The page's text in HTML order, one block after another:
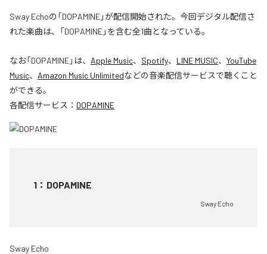
Sway Echoの「DOPAMINE」が配信開始された。今回デジタル配信さ
れた楽曲は、「DOPAMINE」を含む全1曲となっている。
なお「DOPAMINE」は、 Apple Music、 Spotify、 LINE MUSIC、 YouTube
Music、 Amazon Music Unlimitedなどの音楽配信サービスで聴くこと
ができる。
各配信サービス： DOPAMINE
1 ： DOPAMINE
Sway Echo
Sway Echo